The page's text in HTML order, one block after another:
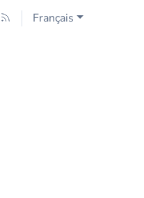
Français